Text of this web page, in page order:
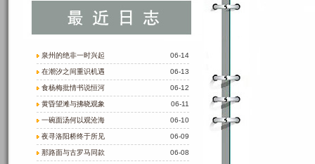
06-14
泉州的绝非一时兴起
06-13
在潮汐之间重识机遇
06-12
食杨梅批情书说恒河
06-11
黄昏望滩与拂晓观象
06-10
一碗面汤何以观沧海
06-09
夜寻洛阳桥终于所见
06-08
那路面与古罗马同款